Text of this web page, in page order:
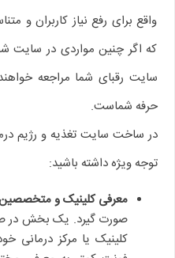
واقع برای رفع نیاز کاربران و
که اگر چنین مواردی در سایت
سایت رقبای شما مراجعه
حرفه شماست.
در ساخت سایت تغذیه و رژیم
توجه ویژه داشته باشید:
معرفی کلینیک و
صورت گیرد. یک بخش در
کلینیک یا مرکز درمانی